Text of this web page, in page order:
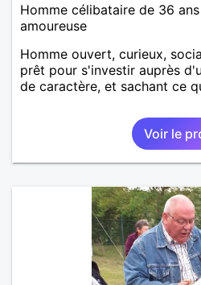
Homme célibataire de 36
amoureuse
Homme ouvert, curieux,
prêt pour s'investir auprès
de caractère, et sachant ce
Voir le